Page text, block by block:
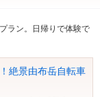
ラン。日帰りで体験で
絶景由布岳自転車